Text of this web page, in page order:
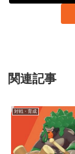
関連記事
対戦・育成